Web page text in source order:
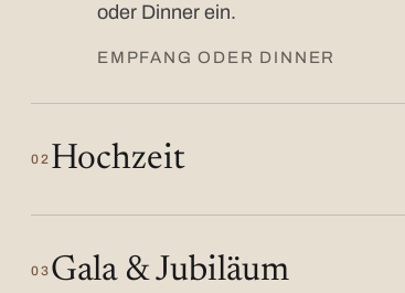
oder Dinner ein.
EMPFANG ODER DINNER
02 Hochzeit
03 Gala & Jubiläum